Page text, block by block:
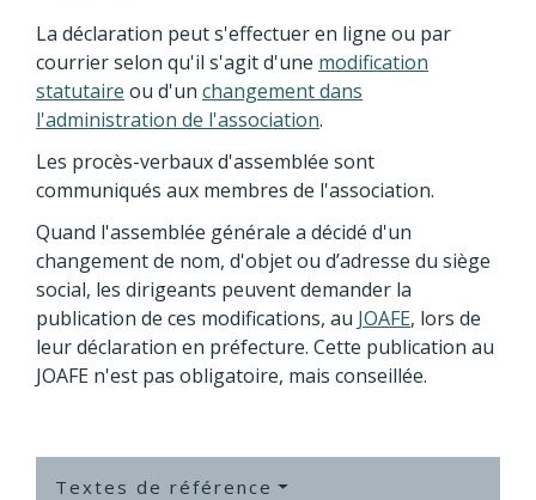
La déclaration peut s'effectuer en ligne ou par
courrier selon qu'il s'agit d'une modification
statutaire ou d'un changement dans
l'administration de l'association.
Les procès-verbaux d'assemblée sont
communiqués aux membres de l'association.
Quand l'assemblée générale a décidé d'un
changement de nom, d'objet ou d’adresse du siège
social, les dirigeants peuvent demander la
publication de ces modifications, au JOAFE, lors de
leur déclaration en préfecture. Cette publication au
JOAFE n'est pas obligatoire, mais conseillée.
Textes de référence